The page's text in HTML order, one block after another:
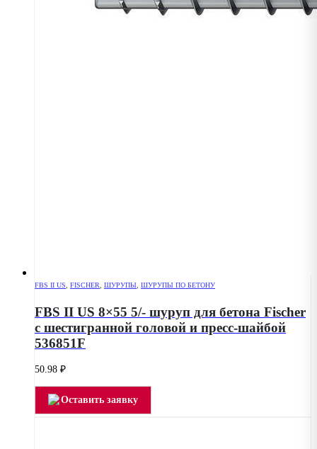
FBS II US, FISCHER, ШУРУПЫ, ШУРУПЫ ПО БЕТОНУ
FBS II US 8×55 5/- шуруп для бетона Fischer
с шестигранной головой и пресс-шайбой
536851F
50.98 ₽
Оставить заявку